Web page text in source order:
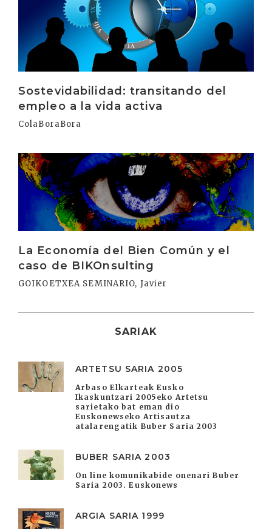
Sostevidabilidad: transitando del
empleo a la vida activa
ColaBoraBora
La Economía del Bien Común y el
caso de BIKOnsulting
GOIKOETXEA SEMINARIO, Javier
Irakurri
SARIAK
ARTETSU SARIA 2005
Arbaso Elkarteak Eusko
Ikaskuntzari 2005eko Artetsu
sarietako bat eman dio
Euskonewseko Artisautza
atalarengatik Buber Saria 2003
BUBER SARIA 2003
On line komunikabide onenari Buber
Saria 2003. Euskonews
ARGIA SARIA 1999